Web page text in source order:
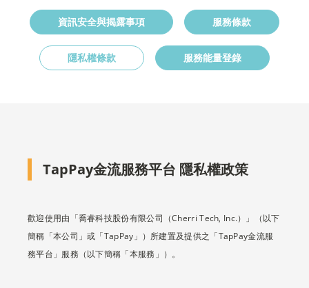
資訊安全與揭露事項 服務條款
隱私權條款 服務能量登錄
TapPay金流服務平台 隱私權政策
歡迎使用由「喬睿科技股份有限公司（Cherri Tech, Inc.）」（以下
簡稱「本公司」或「TapPay」）所建置及提供之「TapPay金流服
務平台」服務（以下簡稱「本服務」）。